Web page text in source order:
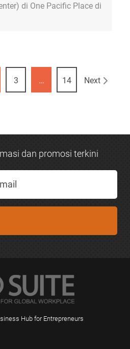
di One Pacific Place di
3 … 14 Next
dan promosi terkini
Hub for Entrepreneurs